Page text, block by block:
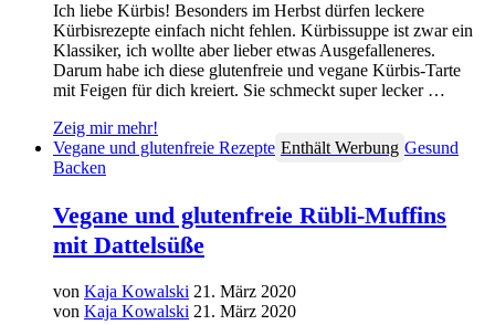
Ich liebe Kürbis! Besonders im Herbst dürfen leckere
Kürbisrezepte einfach nicht fehlen. Kürbissuppe ist zwar ein
Klassiker, ich wollte aber lieber etwas Ausgefalleneres.
Darum habe ich diese glutenfreie und vegane Kürbis-Tarte
mit Feigen für dich kreiert. Sie schmeckt super lecker …
Zeig mir mehr!
Vegane und glutenfreie Rezepte Enthält Werbung Gesund
Backen
Vegane und glutenfreie Rübli-Muffins
mit Dattelsüße
von Kaja Kowalski 21. März 2020
von Kaja Kowalski 21. März 2020